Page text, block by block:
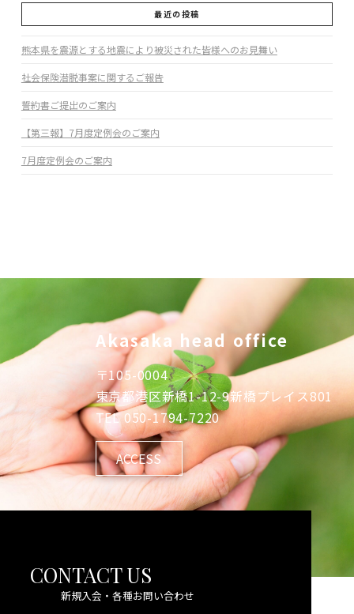
最近の投稿
熊本県を震源とする地震により被災された皆様へのお見舞い
社会保険潜脱事案に関するご報告
誓約書ご提出のご案内
【第三報】7月度定例会のご案内
7月度定例会のご案内
Akasaka head office
〒105-0004
東京都港区新橋1-12-9新橋プレイス801
TEL050-1794-7220
ACCESS
CONTACT US
新規入会・各種お問い合わせ